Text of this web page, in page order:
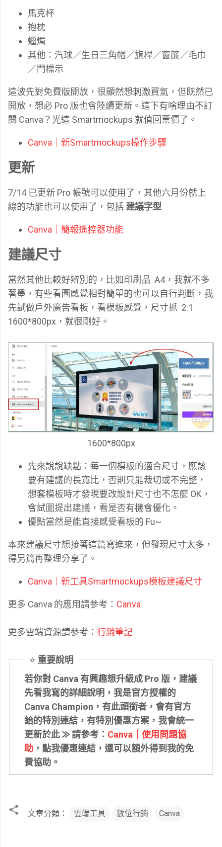
馬克杯
抱枕
蠟燭
其他：汽球／生日三角帽／旗桿／窗簾／毛巾
／門標示
這波先對免費版開放，很顯然想刺激買氣，但既然已
開放，想必 Pro 版也會陸續更新。這下有啥理由不訂
閱 Canva？光這 Smartmockups 就值回票價了。
Canva｜新Smartmockups操作步驟
更新
7/14 已更新 Pro 帳號可以使用了，其他六月份就上
線的功能也可以使用了，包括 建議字型
Canva｜簡報遙控器功能
建議尺寸
當然其他比較好辨別的，比如印刷品 A4，我就不多
著墨，有些看圖感覺相對簡單的也可以自行判斷，我
先試做戶外廣告看板，看模板感覺，尺寸抓 2:1
1600*800px，就很剛好。
1600*800px
先來說說缺點：每一個模板的適合尺寸，應該
要有建議的長寬比，否則只能裁切或不完整，
想套模板時才發現要改設計尺寸也不怎麼 OK，
會試圖提出建議，看是否有機會優化。
優點當然是能直接感受看板的 Fu~
本來建議尺寸想接著這篇寫進來，但發現尺寸太多，
得另篇再整理分享了。
Canva｜新工具Smartmockups模板建議尺寸
更多 Canva 的應用請參考： Canva
更多雲端資源請參考： 行銷筆記
⭐️ 重要說明
若你對 Canva 有興趣想升級成 Pro 版，建議
先看我寫的詳細說明，我是官方授權的
Canva Champion，有此頭銜者，會有官方
給的特別連結，有特別優惠方案，我會統一
更新於此 ⨠ 請參考： Canva｜使用問題協
助 ，點我優惠連結，還可以額外得到我的免
費協助。
文章分類： 雲端工具 數位行銷 Canva